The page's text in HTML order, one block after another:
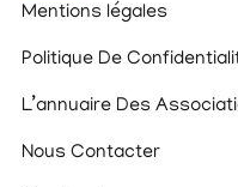
Mentions légales
Politique De
L’annuaire Des
Nous Contacter